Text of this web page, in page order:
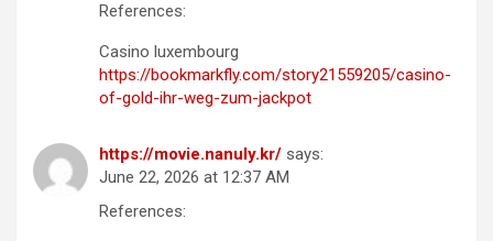
References:
Casino luxembourg
https://bookmarkfly.com/story21559205/casino-
of-gold-ihr-weg-zum-jackpot
https://movie.nanuly.kr/ says:
June 22, 2026 at 12:37 AM
References: